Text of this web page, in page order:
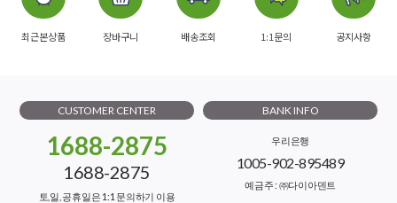
최근본상품 장바구니 배송조회 1:1문의 공지사항
CUSTOMER CENTER
1688-2875
1688-2875
토,일, 공휴일은 1:1 문의하기 이용
BANK INFO
우리은행
1005-902-895489
예금주 : ㈜다이아덴트